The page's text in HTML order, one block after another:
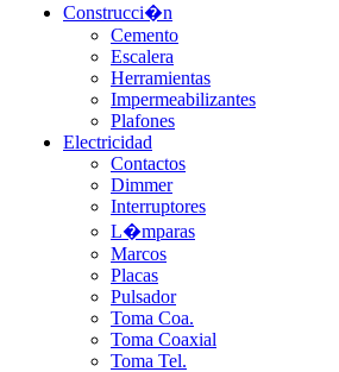
Construcci�n
Cemento
Escalera
Herramientas
Impermeabilizantes
Plafones
Electricidad
Contactos
Dimmer
Interruptores
L�mparas
Marcos
Placas
Pulsador
Toma Coa.
Toma Coaxial
Toma Tel.